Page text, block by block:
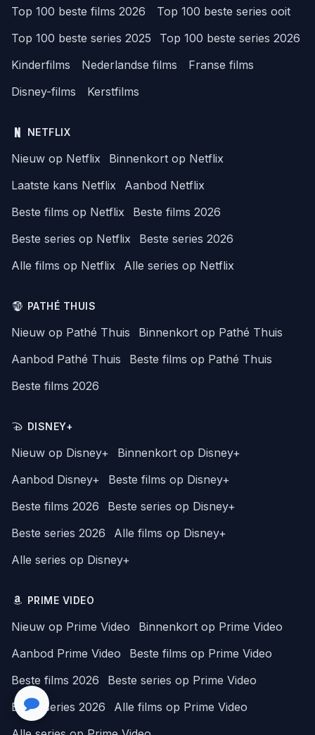
Top 100 beste films 2026
Top 100 beste series ooit
Top 100 beste series 2025
Top 100 beste series 2026
Kinderfilms
Nederlandse films
Franse films
Disney-films
Kerstfilms
NETFLIX
Nieuw op Netflix
Binnenkort op Netflix
Laatste kans Netflix
Aanbod Netflix
Beste films op Netflix
Beste films 2026
Beste series op Netflix
Beste series 2026
Alle films op Netflix
Alle series op Netflix
PATHÉ THUIS
Nieuw op Pathé Thuis
Binnenkort op Pathé Thuis
Aanbod Pathé Thuis
Beste films op Pathé Thuis
Beste films 2026
DISNEY+
Nieuw op Disney+
Binnenkort op Disney+
Aanbod Disney+
Beste films op Disney+
Beste films 2026
Beste series op Disney+
Beste series 2026
Alle films op Disney+
Alle series op Disney+
PRIME VIDEO
Nieuw op Prime Video
Binnenkort op Prime Video
Aanbod Prime Video
Beste films op Prime Video
Beste films 2026
Beste series op Prime Video
Beste series 2026
Alle films op Prime Video